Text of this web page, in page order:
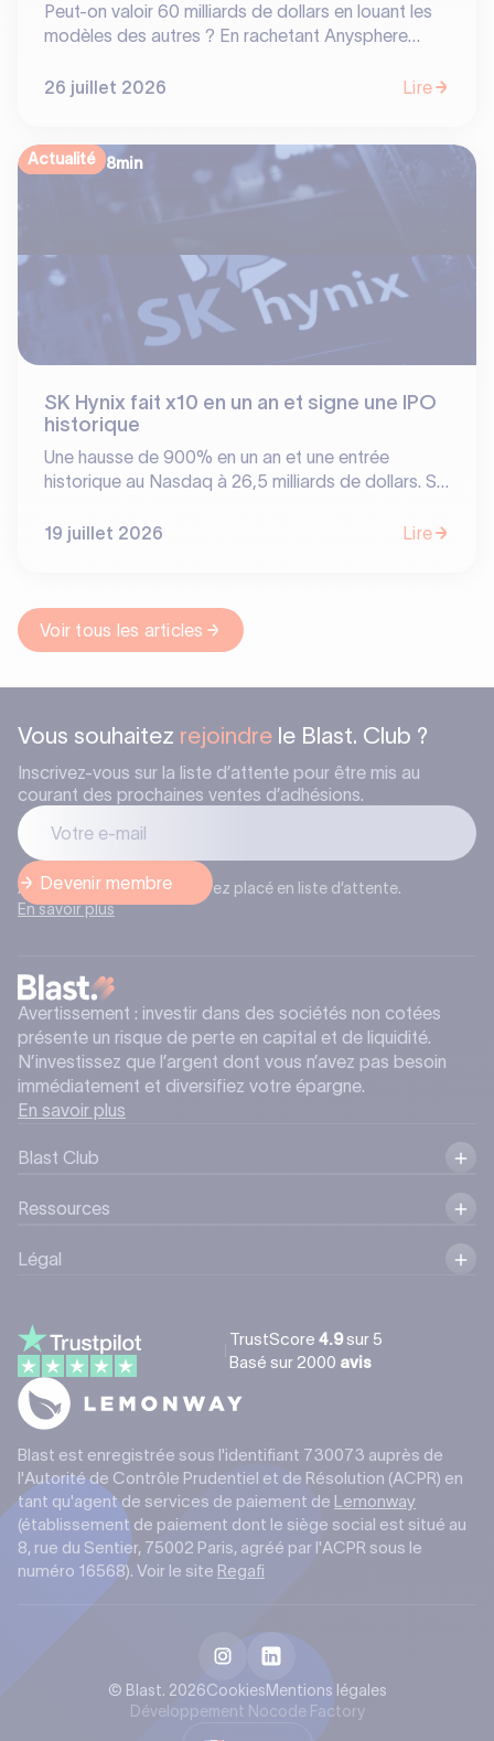
Peut-on valoir 60 milliards de dollars en louant les
modèles des autres ? En rachetant Anysphere
situe pas toujours là où on l'attend. Entre
les vrais « moats » de l'écosystème software.
26 juillet 2026 Lire
Actualité 8min
SK Hynix fait x10 en un an et signe une IPO
historique
Une hausse de 900% en un an et une entrée
historique au Nasdaq à 26,5 milliards de dollars. SK
pour une entreprise étrangère, devançant même
récompense dix ans de résilience dans le brouillard.
19 juillet 2026 Lire
Voir tous les articles
Vous souhaitez rejoindre le Blast. Club ?
Inscrivez-vous sur la liste d’attente pour être mis au
courant des prochaines ventes d’adhésions.
Après l’inscription, vous serez placé en liste d’attente.
En savoir plus
Avertissement : investir dans des sociétés non cotées
présente un risque de perte en capital et de liquidité.
N’investissez que l’argent dont vous n’avez pas besoin
immédiatement et diversifiez votre épargne.
En savoir plus
Blast Club
Ressources
Légal
TrustScore4.9sur 5
Basé sur 2000 avis
Blast est enregistrée sous l'identifiant 730073 auprès de
l'Autorité de Contrôle Prudentiel et de Résolution (ACPR) en
tant qu'agent de services de paiement de Lemonway
(établissement de paiement dont le siège social est situé au
8, rue du Sentier, 75002 Paris, agréé par l'ACPR sous le
numéro 16568). Voir le site Regafi
© Blast. 2026CookiesMentions légales
Développement Nocode Factory